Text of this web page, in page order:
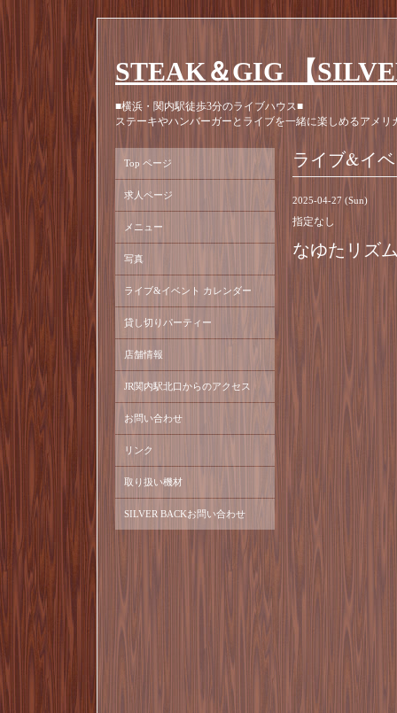
STEAK＆GIG 【
■横浜・関内駅徒歩3分のライブハウス■
ステーキやハンバーガーとライブを一緒に楽しめるアメリ
ライブ&イ
2025-04-27 (Sun)
指定なし
なゆたリズ
Top ページ
求人ページ
メニュー
写真
ライブ&イベント カレンダー
貸し切りパーティー
店舗情報
JR関内駅北口からのアクセス
お問い合わせ
リンク
取り扱い機材
SILVER BACKお問い合わせ